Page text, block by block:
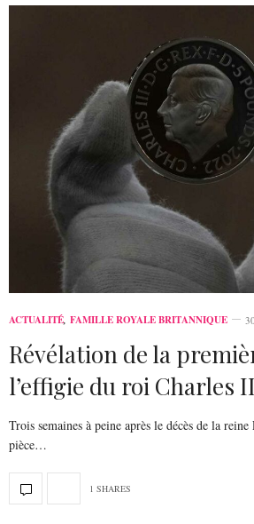
ACTUALITÉ, FAMILLE ROYALE BRITANNIQUE
Révélation de la
l’effigie du roi Charles
Trois semaines à peine après le décès de la
pièce…
1 SHARES